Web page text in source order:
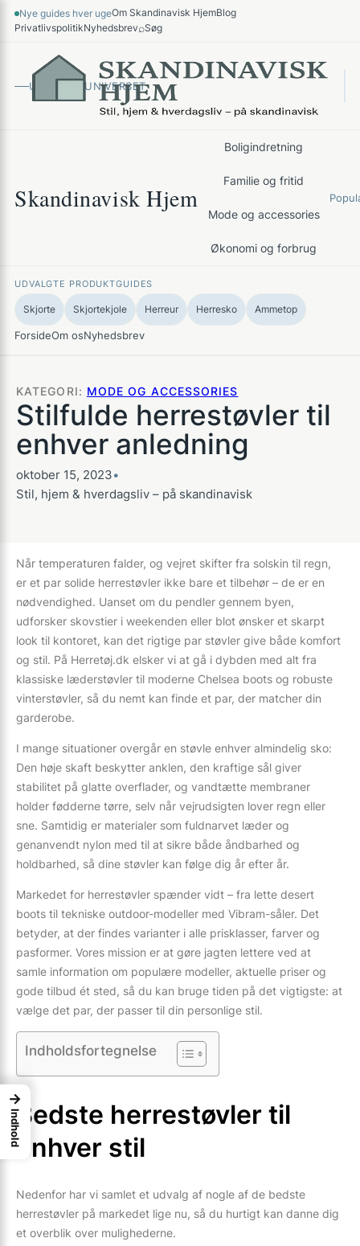
SpringNye guides hver ugeOm Skandinavisk HjemBlog
PrivatlivspolitikNyhedsbrev⌕Søg
UDFORSK UNIVERSET
Skandinavisk Hjem
Boligindretning
Familie og fritid
Mode og accessories
Økonomi og forbrug
UDVALGTE PRODUKTGUIDES
Skjorte Skjortekjole Herreur Herresko Ammetop
ForsideOm osNyhedsbrev
KATEGORI: MODE OG ACCESSORIES
Stilfulde herrestøvler til
enhver anledning
oktober 15, 2023•
Stil, hjem & hverdagsliv – på skandinavisk
Når temperaturen falder, og vejret skifter fra solskin til regn,
er et par solide herrestøvler ikke bare et tilbehør – de er en
nødvendighed. Uanset om du pendler gennem byen,
udforsker skovstier i weekenden eller blot ønsker et skarpt
look til kontoret, kan det rigtige par støvler give både komfort
og stil. På Herretøj.dk elsker vi at gå i dybden med alt fra
klassiske læderstøvler til moderne Chelsea boots og robuste
vinterstøvler, så du nemt kan finde et par, der matcher din
garderobe.
I mange situationer overgår en støvle enhver almindelig sko:
Den høje skaft beskytter anklen, den kraftige sål giver
stabilitet på glatte overflader, og vandtætte membraner
holder fødderne tørre, selv når vejrudsigten lover regn eller
sne. Samtidig er materialer som fuldnarvet læder og
genanvendt nylon med til at sikre både åndbarhed og
holdbarhed, så dine støvler kan følge dig år efter år.
Markedet for herrestøvler spænder vidt – fra lette desert
boots til tekniske outdoor-modeller med Vibram-såler. Det
betyder, at der findes varianter i alle prisklasser, farver og
pasformer. Vores mission er at gøre jagten lettere ved at
samle information om populære modeller, aktuelle priser og
gode tilbud ét sted, så du kan bruge tiden på det vigtigste: at
vælge det par, der passer til din personlige stil.
Indholdsfortegnelse
Bedste herrestøvler til
enhver stil
Nedenfor har vi samlet et udvalg af nogle af de bedste
herrestøvler på markedet lige nu, så du hurtigt kan danne dig
et overblik over mulighederne.
→
Indhold